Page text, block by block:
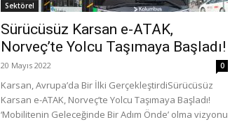
Sektörel
Sürücüsüz Karsan e-ATAK,
Norveç’te Yolcu Taşımaya Başladı!
20 Mayıs 2022 0
Karsan, Avrupa’da Bir İlki GerçekleştirdiSürücüsüz
Karsan e-ATAK, Norveç’te Yolcu Taşımaya Başladı!
‘Mobilitenin Geleceğinde Bir Adım Önde’ olma vizyonu